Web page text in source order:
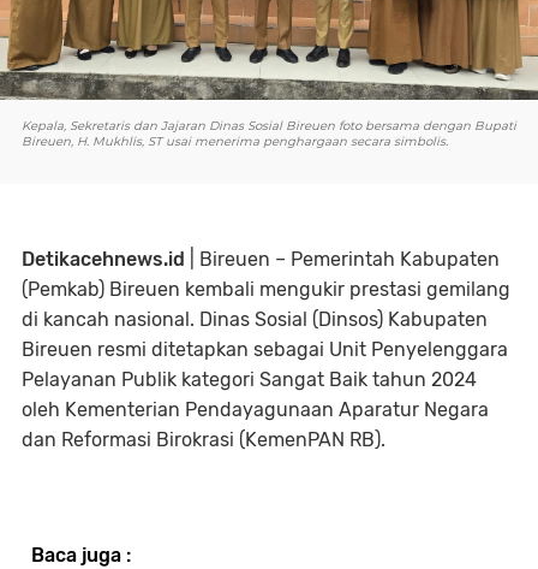
Kepala, Sekretaris dan Jajaran Dinas Sosial Bireuen foto bersama dengan Bupati
Bireuen, H. Mukhlis, ST usai menerima penghargaan secara simbolis.
Detikacehnews.id
| Bireuen – Pemerintah Kabupaten
(Pemkab) Bireuen kembali mengukir prestasi gemilang
di kancah nasional. Dinas Sosial (Dinsos) Kabupaten
Bireuen resmi ditetapkan sebagai Unit Penyelenggara
Pelayanan Publik kategori Sangat Baik tahun 2024
oleh Kementerian Pendayagunaan Aparatur Negara
dan Reformasi Birokrasi (KemenPAN RB).
Baca juga :